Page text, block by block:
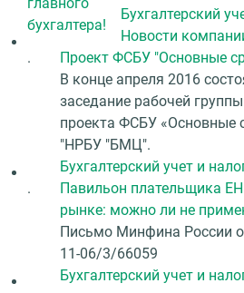
Бухгалтерский
Новости
.
Проект ФСБУ "Основные
В конце апреля 2016
заседание рабочей
проекта ФСБУ «Основные
"НРБУ "БМЦ".
Бухгалтерский учет и
.
Павильон плательщика
рынке: можно ли не
Письмо Минфина России
11-06/3/66059
Бухгалтерский учет и